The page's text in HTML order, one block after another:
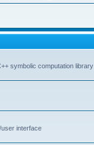
symbolic computation library
interface